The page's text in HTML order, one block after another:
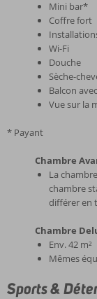
Mini bar*
Coffre fort
Wi-Fi
Douche
Sèche-
Balcon
Vue sur la
* Payant
Chambre
La
chambre
différer en
Chambre
Env. 42 m²
Mêmes
Sports &